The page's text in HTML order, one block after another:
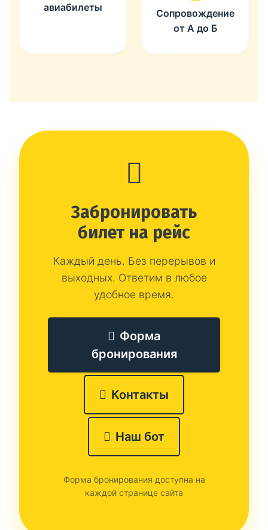
авиабилеты
Сопровождение
от А до Б
Забронировать
билет на рейс
Каждый день. Без перерывов и
выходных. Ответим в любое
удобное время.
Форма
бронирования
Контакты
Наш бот
Форма бронирования доступна на
каждой странице сайта